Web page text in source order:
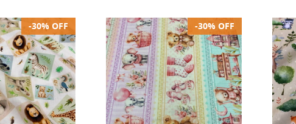
-30% OFF -30% OFF